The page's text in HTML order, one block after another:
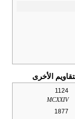
1124
MCXXIV
1877